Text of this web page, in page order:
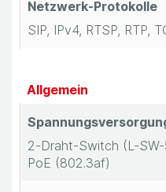
Netzwerk-Protokolle
SIP, IPv4, RTSP, RTP,
Allgemein
2-Draht-Switch (L-
PoE (802.3af)